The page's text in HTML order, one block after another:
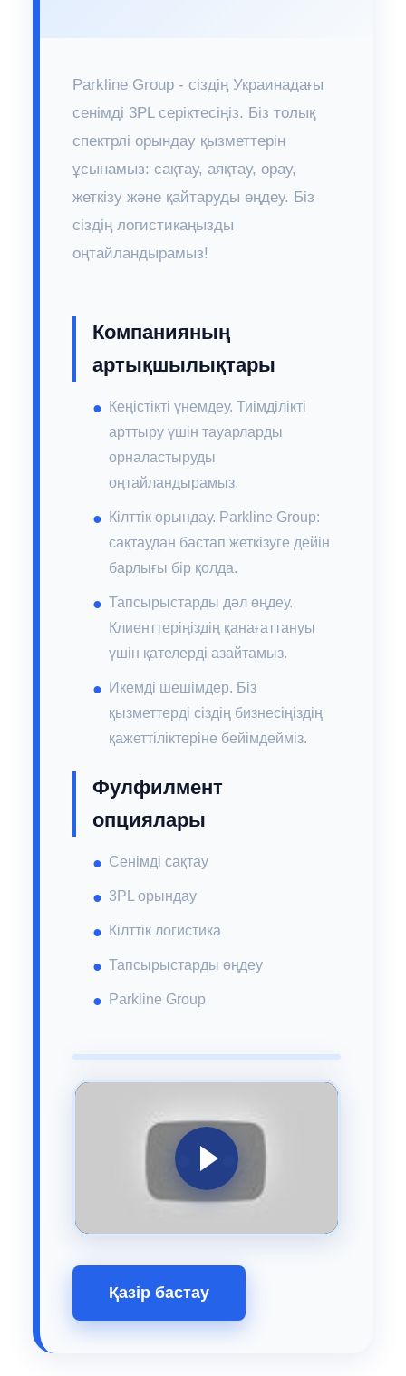
Parkline Group - сіздің Украинадағы
сенімді 3PL серіктесіңіз. Біз толық
спектрлі орындау қызметтерін
ұсынамыз: сақтау, аяқтау, орау,
жеткізу және қайтаруды өңдеу. Біз
сіздің логистикаңызды
оңтайландырамыз!
Компанияның
артықшылықтары
Кеңістікті үнемдеу. Тиімділікті
арттыру үшін тауарларды
орналастыруды
оңтайландырамыз.
Кілттік орындау. Parkline Group:
сақтаудан бастап жеткізуге дейін
барлығы бір қолда.
Тапсырыстарды дәл өңдеу.
Клиенттеріңіздің қанағаттануы
үшін қателерді азайтамыз.
Икемді шешімдер. Біз
қызметтерді сіздің бизнесіңіздің
қажеттіліктеріне бейімдейміз.
Фулфилмент
опциялары
Сенімді сақтау
3PL орындау
Кілттік логистика
Тапсырыстарды өңдеу
Parkline Group
Қазір бастау